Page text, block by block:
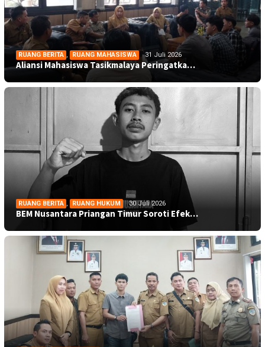
RUANG BERITA , RUANG MAHASISWA 31 Juli 2026
Aliansi Mahasiswa Tasikmalaya Peringatka…
RUANG BERITA RUANG HUKUM 30 Juli 2026
BEM Nusantara Priangan Timur Soroti Efek…